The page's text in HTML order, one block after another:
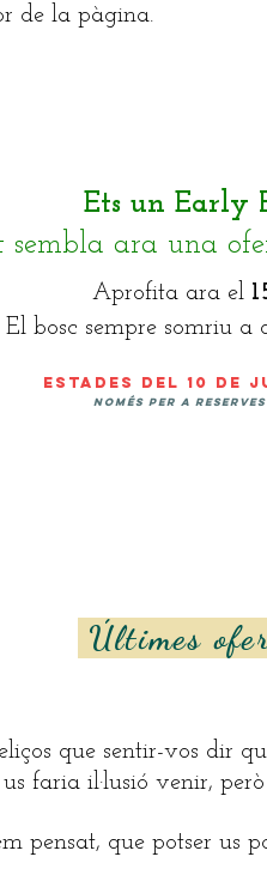
de la pàgina.​
Ets un Early
sembla ara una
Aprofita ara el
El bosc sempre somriu
Estades del 10 de
Només per a
Últimes
que sentir-vos dir
faria il·lusió venir,
pensat, que potser us